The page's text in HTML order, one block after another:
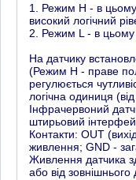
1. Режим H - в цьому
високий логічний
2. Режим L - в цьому
На датчику
(Режим H - праве
регулюється
логічна одиниця
Інфрачервоний
штирьовий
Контакти: OUT
живлення; GND -
Живлення датчика
або від